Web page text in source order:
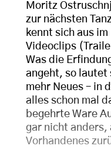
Moritz
zur nächsten
kennt sich aus
Videoclips
Was die
angeht, so lautet
mehr Neues – in
alles schon mal
begehrte Ware
gar nicht anders,
Vorhandenes